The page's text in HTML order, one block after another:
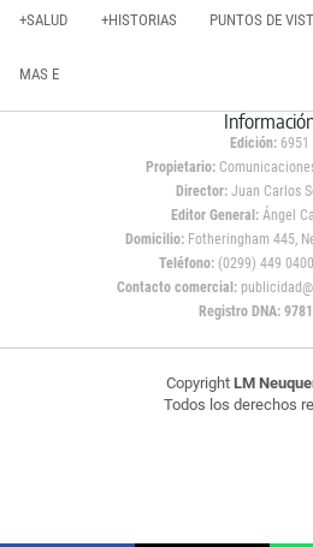
+SALUD +HISTORIAS PUNTOS DE
MAS E
Edición: 6951
Propietario:
Director: Juan Carlos
Editor General:Ángel
Domicilio:Fotheringham 445,
Teléfono: (0299) 449
Contacto comercial:
Registro DNA:
Copyright LM
Todos los derechos